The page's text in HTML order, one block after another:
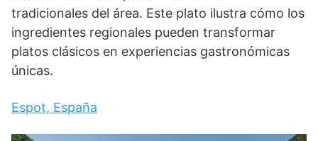
tradicionales del área. Este plato ilustra cómo los
ingredientes regionales pueden transformar
platos clásicos en experiencias gastronómicas
únicas.
Espot, España